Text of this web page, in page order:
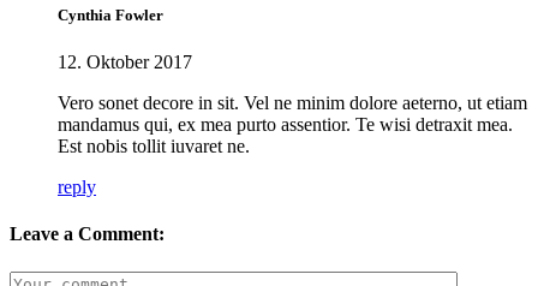
Cynthia Fowler
12. Oktober 2017
Vero sonet decore in sit. Vel ne minim dolore aeterno, ut etiam
mandamus qui, ex mea purto assentior. Te wisi detraxit mea.
Est nobis tollit iuvaret ne.
reply
Leave a Comment: